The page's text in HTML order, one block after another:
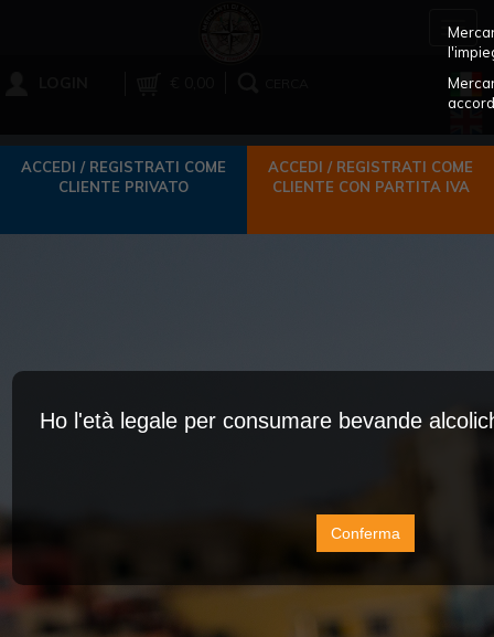
ACCEDI / REGISTRATI COME
CLIENTE PRIVATO
ACCEDI / REGISTRATI COME
CLIENTE CON PARTITA IVA
Ho l'età legale per consumare bevande
Conferma